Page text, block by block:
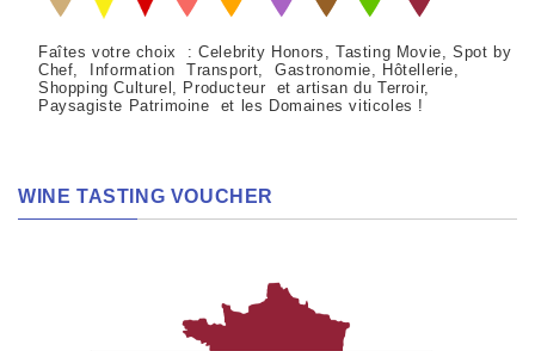
Faîtes votre choix : Celebrity Honors, Tasting Movie, Spot by
Chef, Information Transport, Gastronomie, Hôtellerie,
Shopping Culturel, Producteur et artisan du Terroir,
Paysagiste Patrimoine et les Domaines viticoles !
WINE TASTING VOUCHER